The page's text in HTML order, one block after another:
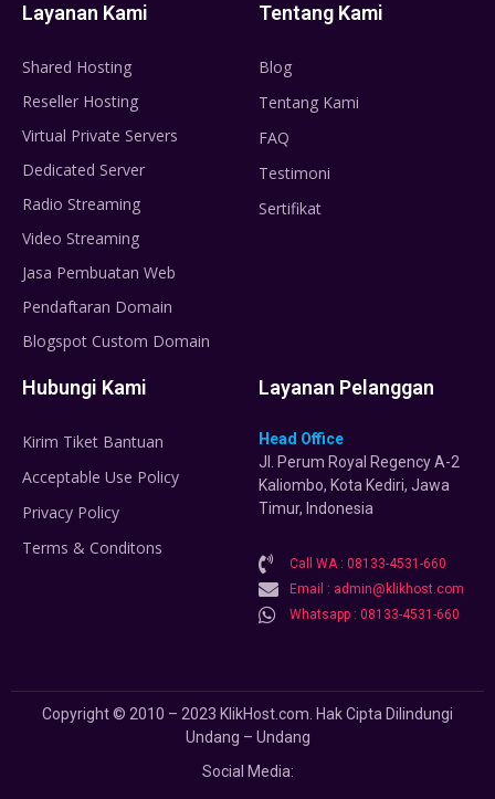
Layanan Kami
Shared Hosting
Reseller Hosting
Virtual Private Servers
Dedicated Server
Radio Streaming
Video Streaming
Jasa Pembuatan Web
Pendaftaran Domain
Blogspot Custom Domain
Tentang Kami
Blog
Tentang Kami
FAQ
Testimoni
Sertifikat
Hubungi Kami
Kirim Tiket Bantuan
Acceptable Use Policy
Privacy Policy
Terms & Conditons
Layanan Pelanggan
Head Office
Jl. Perum Royal Regency A-2
Kaliombo, Kota Kediri, Jawa
Timur, Indonesia
Call WA : 08133-4531-660
Email : admin@klikhost.com
Whatsapp : 08133-4531-660
Copyright © 2010 – 2023 KlikHost.com. Hak Cipta Dilindungi
Undang – Undang
Social Media: